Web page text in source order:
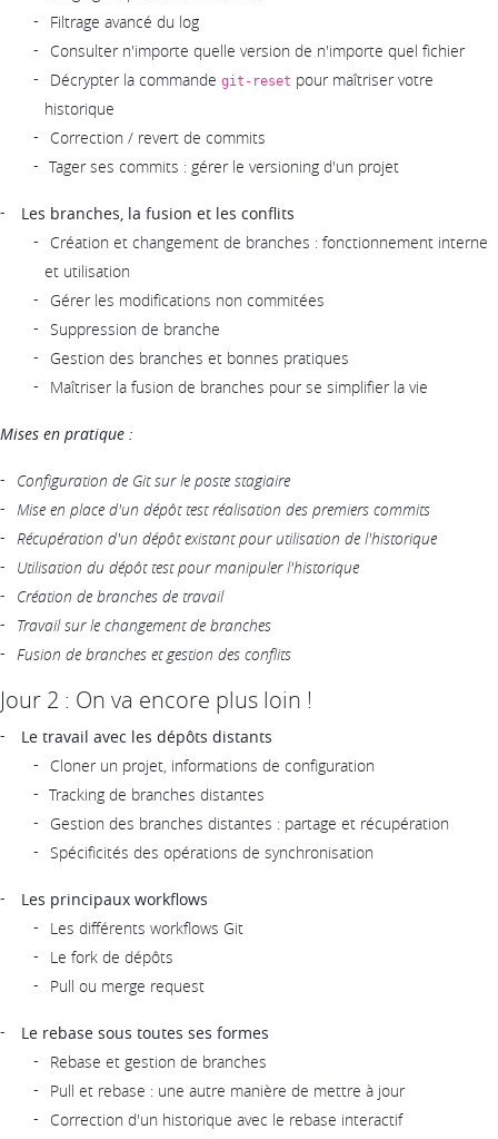
Filtrage avancé du log
Consulter n'importe quelle version de n'importe quel fichier
Décrypter la commande git-reset pour maîtriser votre
historique
Correction / revert de commits
Tager ses commits : gérer le versioning d'un projet
Les branches, la fusion et les conflits
Création et changement de branches : fonctionnement interne
et utilisation
Gérer les modifications non commitées
Suppression de branche
Gestion des branches et bonnes pratiques
Maîtriser la fusion de branches pour se simplifier la vie
Mises en pratique :
Configuration de Git sur le poste stagiaire
Mise en place d'un dépôt test réalisation des premiers commits
Récupération d'un dépôt existant pour utilisation de l'historique
Utilisation du dépôt test pour manipuler l'historique
Création de branches de travail
Travail sur le changement de branches
Fusion de branches et gestion des conflits
Jour 2 : On va encore plus loin !
Le travail avec les dépôts distants
Cloner un projet, informations de configuration
Tracking de branches distantes
Gestion des branches distantes : partage et récupération
Spécificités des opérations de synchronisation
Les principaux workflows
Les différents workflows Git
Le fork de dépôts
Pull ou merge request
Le rebase sous toutes ses formes
Rebase et gestion de branches
Pull et rebase : une autre manière de mettre à jour
Correction d'un historique avec le rebase interactif